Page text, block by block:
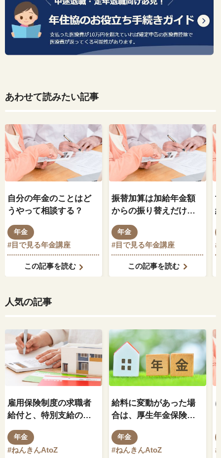
あわせて読みたい記事
自分の年金のことはど
うやって相談する？
年金
#目で見る年金講座
この記事を読む
振替加算は加給年金額
からの振り替えだけと
は限らない
年金
#目で見る年金講座
この記事を読む
#
人気の記事
雇用保険制度の求職者
給付と、特別支給の老
齢厚生年金の関係はど
のようになっているの
でしょうか？
年金
#ねんきんAtoZ
給料に変動があった場
合は、厚生年金保険料
もそれに伴って変動し
ますか？
年金
#ねんきんAtoZ #